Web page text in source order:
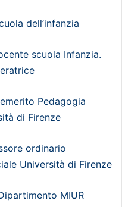
dell’infanzia
scuola Infanzia.
Pedagogia
di Firenze
ordinario
Università di Firenze
MIUR